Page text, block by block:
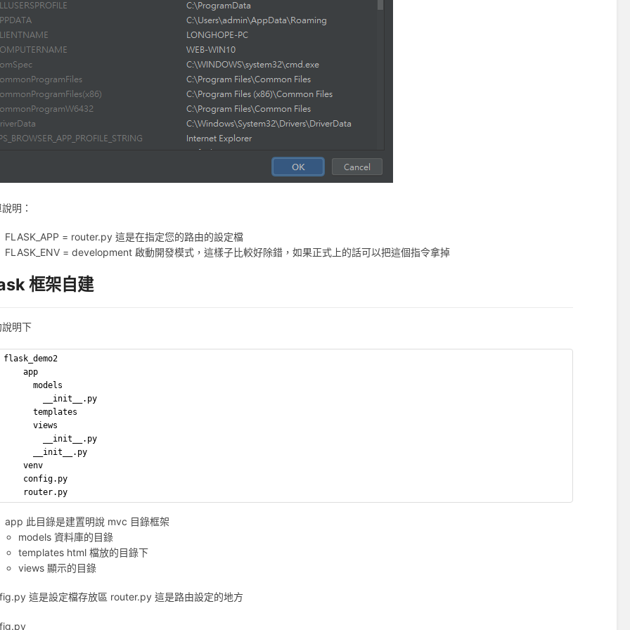
明：
FLASK_APP = router.py 這是在指定您的路由的設定檔
FLASK_ENV = development 啟動開發模式，這樣子比較好除錯，如果正式上的話可以把這個指令拿掉
框架自建
說明下
flask_demo2
	app
      models
      	__init__.py
      templates
      views
      	__init__.py
      __init__.py
    venv
    config.py
    router.py
app 此目錄是建置明說 mvc 目錄框架
models 資料庫的目錄
templates html 檔放的目錄下
views 顯示的目錄
這是設定檔存放區 router.py 這是路由設定的地方